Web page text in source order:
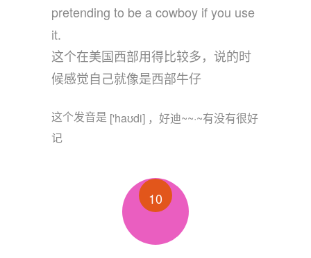
pretending to be a cowboy if you use
it.
这个在美国西部用得比较多，说的时
候感觉自己就像是西部牛仔
这个发音是 ['haʊdi] ，好迪~~·~有没有很好
记
10